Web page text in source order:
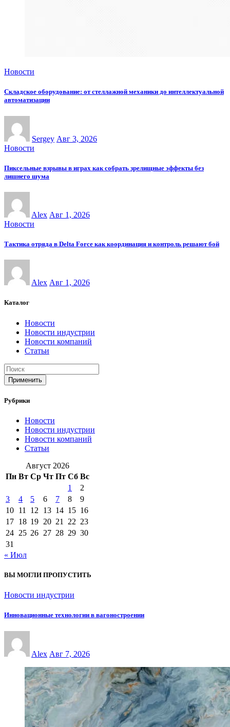
Новости
Складское оборудование: от стеллажной механики до интеллектуальной
автоматизации
Sergey Авг 3, 2026
Новости
Пиксельные взрывы в играх как собрать зрелищные эффекты без
лишнего шума
Alex Авг 1, 2026
Новости
Тактика отряда в Delta Force как координация и контроль решают бой
Alex Авг 1, 2026
Каталог
Новости
Новости индустрии
Новости компаний
Статьи
Применить
Рубрики
Новости
Новости индустрии
Новости компаний
Статьи
Август 2026
Пн Вт Ср Чт Пт Сб Вс
1
2
3
4 5 6 7 8
9
10 11 12 13 14 15 16
17 18 19 20 21 22 23
24 25 26 27 28 29 30
31
« Июл
ВЫ МОГЛИ ПРОПУСТИТЬ
Новости индустрии
Инновационные технологии в вагоностроении
Alex Авг 7, 2026